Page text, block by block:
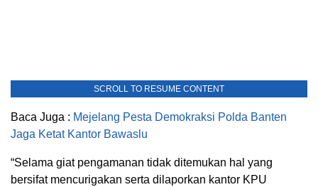
SCROLL TO RESUME CONTENT
Baca Juga : Mejelang Pesta Demokraksi Polda Banten
Jaga Ketat Kantor Bawaslu
“Selama giat pengamanan tidak ditemukan hal yang
bersifat mencurigakan serta dilaporkan kantor KPU